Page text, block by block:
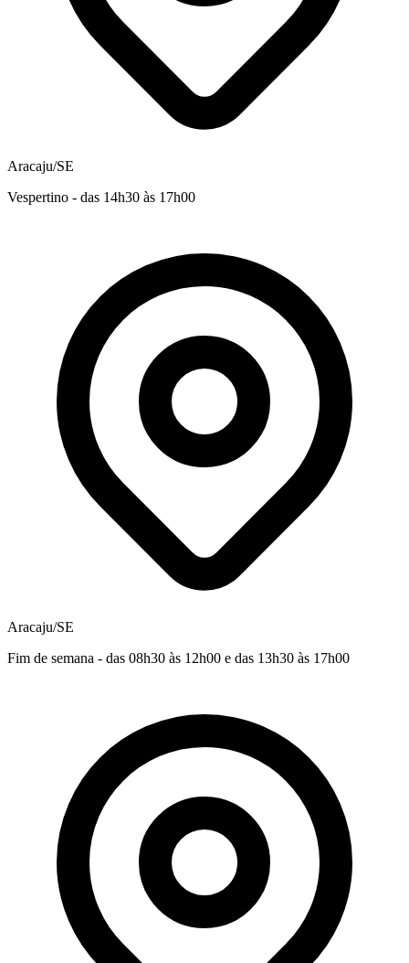
Aracaju/SE
Vespertino - das 14h30 às 17h00
Aracaju/SE
Fim de semana - das 08h30 às 12h00 e das 13h30 às 17h00